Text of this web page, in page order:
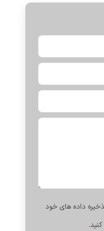
ذخیره داده های خود